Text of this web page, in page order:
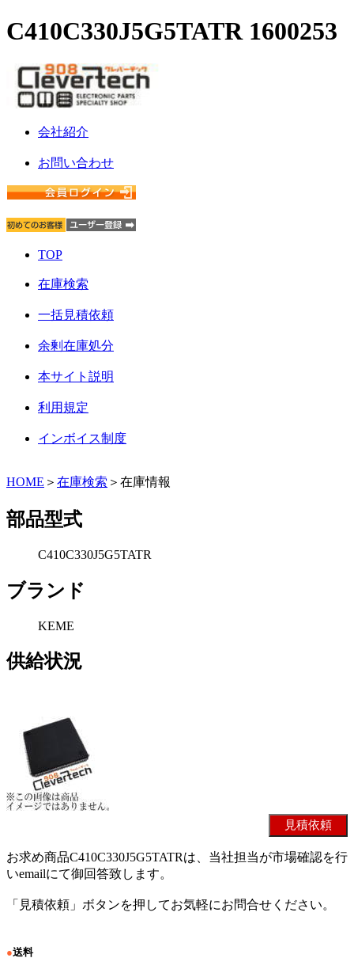
C410C330J5G5TATR 1600253
会社紹介
お問い合わせ
TOP
在庫検索
一括見積依頼
余剰在庫処分
本サイト説明
利用規定
インボイス制度
HOME ＞ 在庫検索 ＞在庫情報
部品型式
C410C330J5G5TATR
ブランド
KEME
供給状況
お求め商品C410C330J5G5TATRは、当社担当が市場確認を行
いemailにて御回答致します。
「見積依頼」ボタンを押してお気軽にお問合せください。
●送料